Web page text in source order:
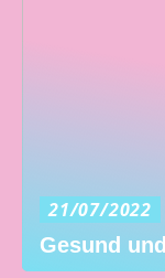
21/07/2022
Gesund